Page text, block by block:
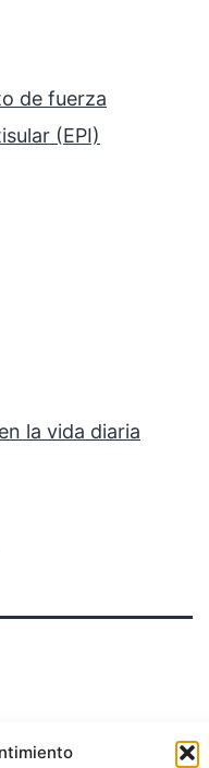
de fuerza
(EPI)
la vida diaria